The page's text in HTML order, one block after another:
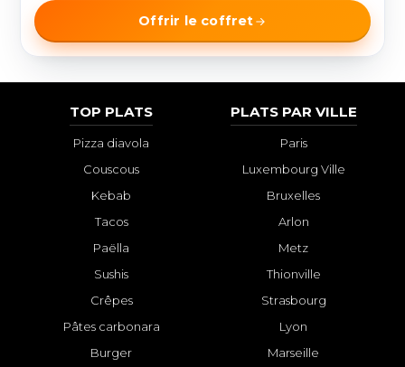
Offrir le coffret
TOP PLATS
Pizza diavola
Couscous
Kebab
Tacos
Paëlla
Sushis
Crêpes
Pâtes carbonara
Burger
PLATS PAR VILLE
Paris
Luxembourg Ville
Bruxelles
Arlon
Metz
Thionville
Strasbourg
Lyon
Marseille